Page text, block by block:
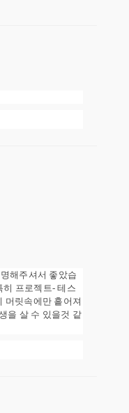
해주셔서 좋았습
히 프로젝트- 테스
머릿속에만 흩어져
을 살 수 있을것 같